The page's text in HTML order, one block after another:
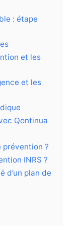
: étape
et les
et les
Qontinua
prévention ?
INRS ?
d’un plan de